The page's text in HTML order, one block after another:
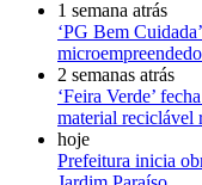
1 semana atrás
‘PG Bem
2 semanas atrás
‘Feira Verde’
material reciclável
hoje
Prefeitura inicia